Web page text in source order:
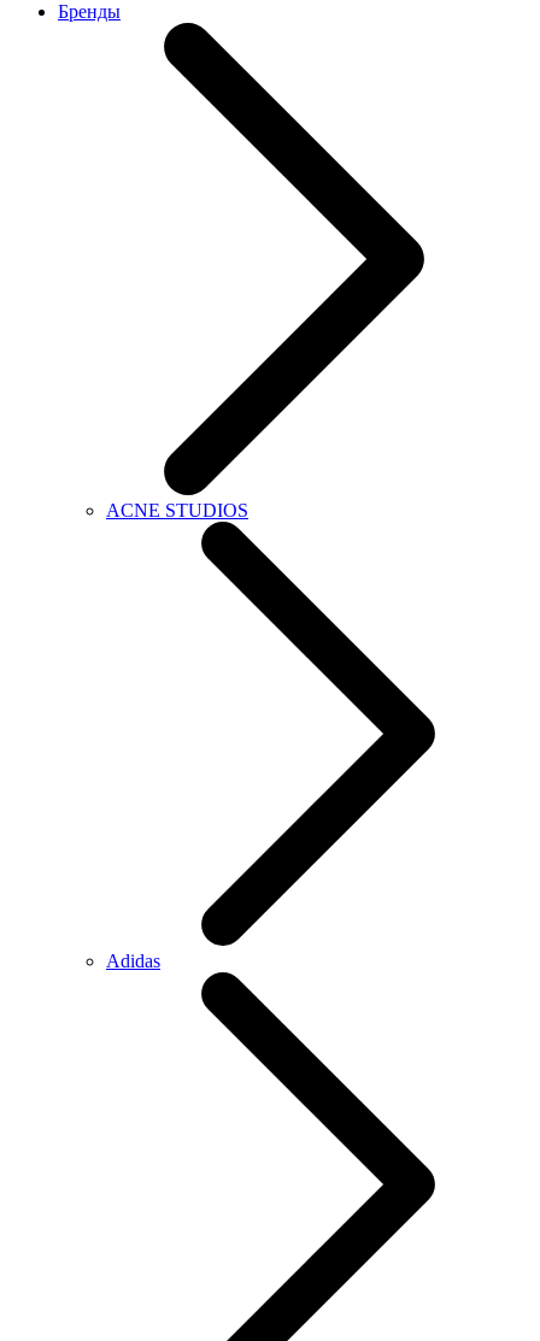
Бренды
ACNE STUDIOS
Adidas